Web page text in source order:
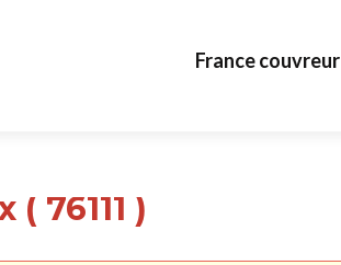
France couvreur
76111 )